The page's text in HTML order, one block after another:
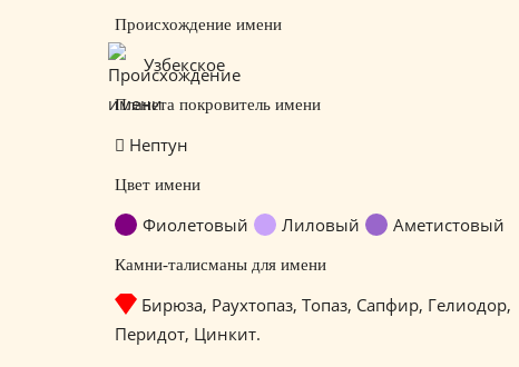
Происхождение имени
Узбекское
Планета покровитель имени
Нептун
Цвет имени
Фиолетовый Лиловый Аметистовый
Камни-талисманы для имени
Бирюза, Раухтопаз, Топаз, Сапфир, Гелиодор,
Перидот, Цинкит.